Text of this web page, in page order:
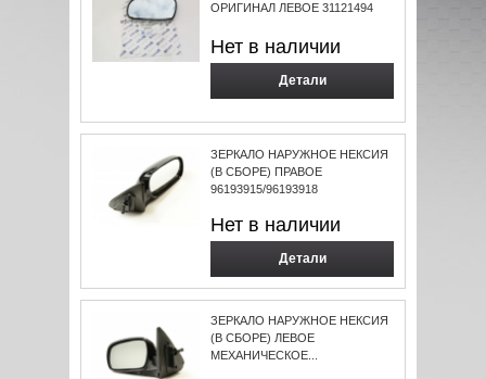
ОРИГИНАЛ ЛЕВОЕ 31121494
Нет в наличии
Детали
ЗЕРКАЛО НАРУЖНОЕ НЕКСИЯ
(В СБОРЕ) ПРАВОЕ
96193915/96193918
Нет в наличии
Детали
ЗЕРКАЛО НАРУЖНОЕ НЕКСИЯ
(В СБОРЕ) ЛЕВОЕ
МЕХАНИЧЕСКОЕ...